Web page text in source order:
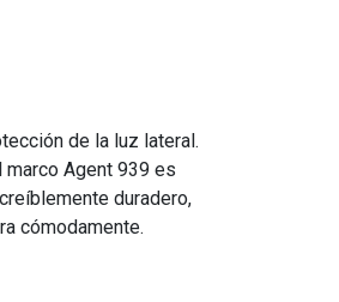
de la luz lateral.
marco Agent 939 es
duradero,
cómodamente.